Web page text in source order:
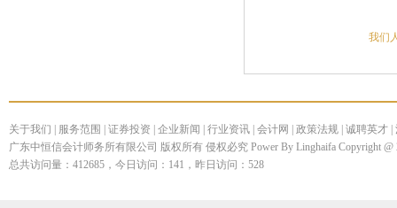
我们
关于我们 服务范围 证券投资 企业新闻 行业资讯 会计网 政策法规 诚聘英才
广东中恒信会计师务所有限公司 版权所有 侵权必究 Power By Linghaifa Copyright
总共访问量：412685，今日访问：141，昨日访问：528